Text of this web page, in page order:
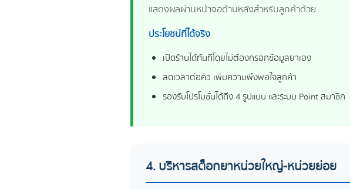
แสดงผลผ่านหน้าจอด้านหลังสำหรับลูกค้าด้วย
ประโยชน์ที่ได้จริง
เปิดร้านได้ทันทีโดยไม่ต้องกรอกข้อมูลยาเอง
ลดเวลาต่อคิว เพิ่มความพึงพอใจลูกค้า
รองรับโปรโมชั่นได้ถึง 4 รูปแบบ และระบบ Point สมาชิก
4. บริหารสต็อกยาหน่วยใหญ่-หน่วยย่อย